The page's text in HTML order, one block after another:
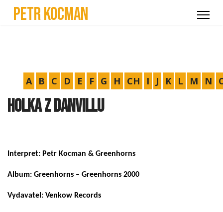
Petr Kocman
A B C D E F G H CH I J K L M N
Holka z Danvillu
Interpret: Petr Kocman & Greenhorns
Album: Greenhorns – Greenhorns 2000
Vydavatel: Venkow Records